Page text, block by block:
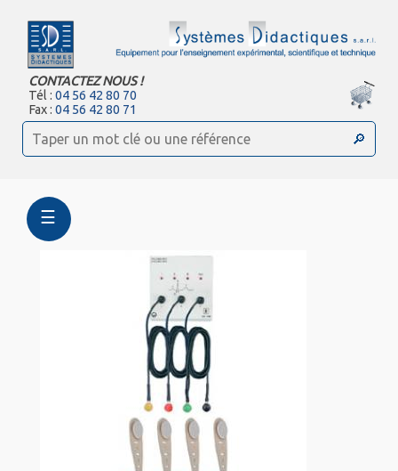
CONTACTEZ NOUS !
Tél :04 56 42 80 70
Fax :04 56 42 80 71
☰